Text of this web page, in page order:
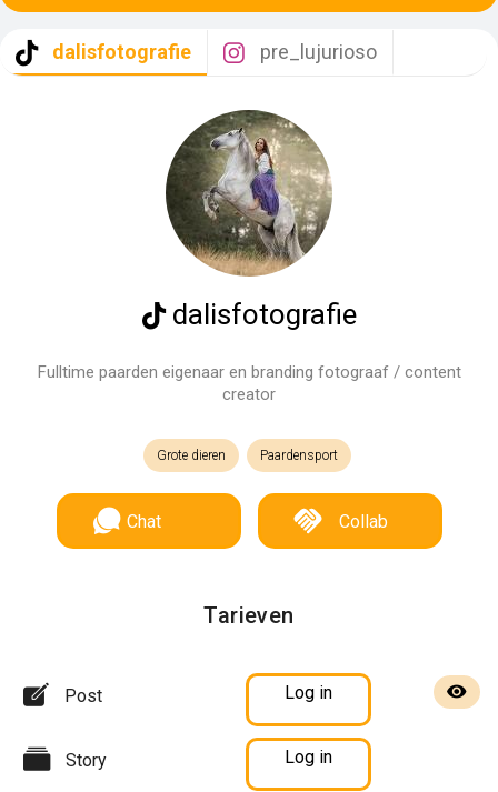
dalisfotografie pre_lujurioso
dalisfotografie
Fulltime paarden eigenaar en branding fotograaf / content
creator
Grote dieren Paardensport
Chat Collab
Tarieven
Post Log in
Story Log in